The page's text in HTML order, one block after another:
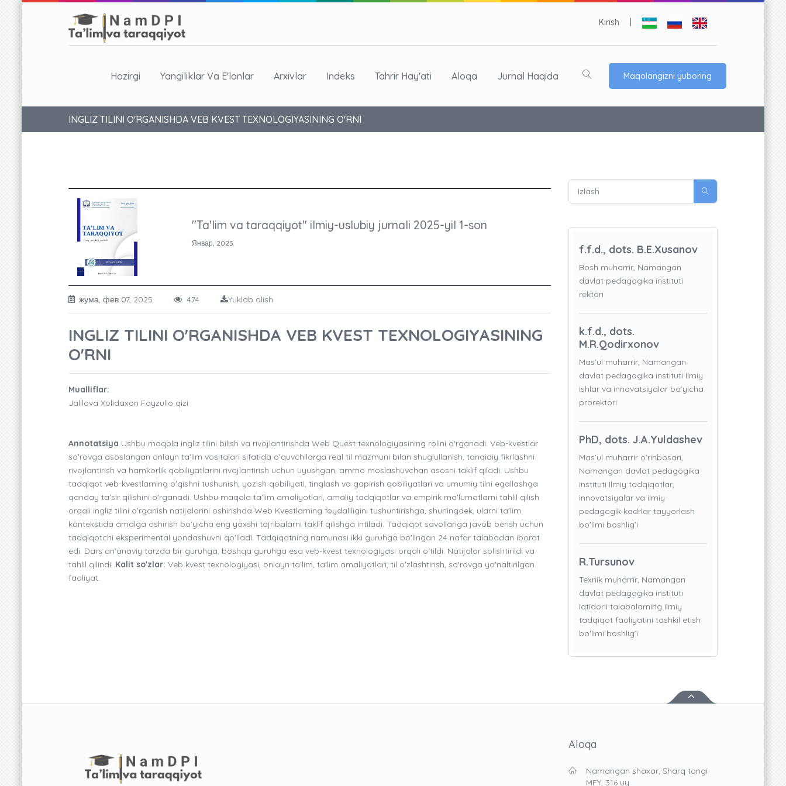
Kirish
Hozirgi Yangiliklar Va E'lonlar Arxivlar Indeks Tahrir Hay'ati Aloqa Jurnal Haqida Maqolangizni yuboring
INGLIZ TILINI O'RGANISHDA VEB KVEST TEXNOLOGIYASINING O'RNI
"Ta'lim va taraqqiyot" ilmiy-uslubiy jurnali 2025-yil 1-son
Январ, 2025
жума, фев 07, 2025 474 Yuklab olish
INGLIZ TILINI O'RGANISHDA VEB KVEST TEXNOLOGIYASINING
O'RNI
Mualliflar:
Jalilova Xolidaxon Fayzullo qizi
Annotatsiya Ushbu maqola ingliz tilini bilish va rivojlantirishda Web Quest texnologiyasining rolini o'rganadi. Veb-kvestlar
so'rovga asoslangan onlayn ta'lim vositalari sifatida o'quvchilarga real til mazmuni bilan shug'ullanish, tanqidiy fikrlashni
rivojlantirish va hamkorlik qobiliyatlarini rivojlantirish uchun uyushgan, ammo moslashuvchan asosni taklif qiladi. Ushbu
tadqiqot veb-kvestlarning o'qishni tushunish, yozish qobiliyati, tinglash va gapirish qobiliyatlari va umumiy tilni egallashga
qanday ta'sir qilishini o'rganadi. Ushbu maqola ta'lim amaliyotlari, amaliy tadqiqotlar va empirik ma'lumotlarni tahlil qilish
orqali ingliz tilini o'rganish natijalarini oshirishda Web Kvestlarning foydaliligini tushuntirishga, shuningdek, ularni ta'lim
kontekstida amalga oshirish bo'yicha eng yaxshi tajribalarni taklif qilishga intiladi. Tadqiqot savollariga javob berish uchun
tadqiqotchi eksperimental yondashuvni qo'lladi. Tadqiqotning namunasi ikki guruhga bo'lingan 24 nafar talabadan iborat
edi. Dars an’anaviy tarzda bir guruhga, boshqa guruhga esa veb-kvest texnologiyasi orqali o‘tildi. Natijalar solishtirildi va
tahlil qilindi. Kalit so'zlar: Veb kvest texnologiyasi, onlayn ta'lim, ta'lim amaliyotlari, til o'zlashtirish, so'rovga yo'naltirilgan
faoliyat.
f.f.d., dots. B.E.Xusanov
Bosh muharrir, Namangan
davlat pedagogika instituti
rektori
k.f.d., dots.
M.R.Qodirxonov
Mas’ul muharrir, Namangan
davlat pedagogika instituti Ilmiy
ishlar va innovatsiyalar bo’yicha
prorektori
PhD, dots. J.A.Yuldashev
Mas’ul muharrir o’rinbosari,
Namangan davlat pedagogika
instituti Ilmiy tadqiqotlar,
innovatsiyalar va ilmiy-
pedagogik kadrlar tayyorlash
bo'limi boshlig’i
R.Tursunov
Texnik muharrir, Namangan
davlat pedagogika instituti
Iqtidorli talabalarning ilmiy
tadqiqot faoliyatini tashkil etish
bo'limi boshlig’i
Aloqa
Namangan shaxar, Sharq tongi
MFY, 316 uy